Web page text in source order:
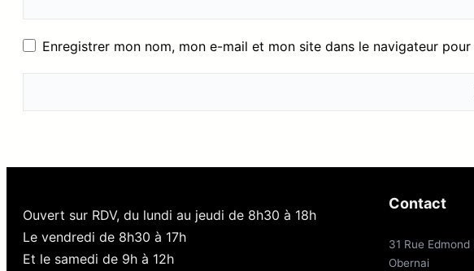
Enregistrer mon nom, mon e-mail et mon site dans le navigateur
Ouvert sur RDV, du lundi au jeudi de 8h30 à 18h
Le vendredi de 8h30 à 17h
Et le samedi de 9h à 12h
Contact
31 Rue
Obernai